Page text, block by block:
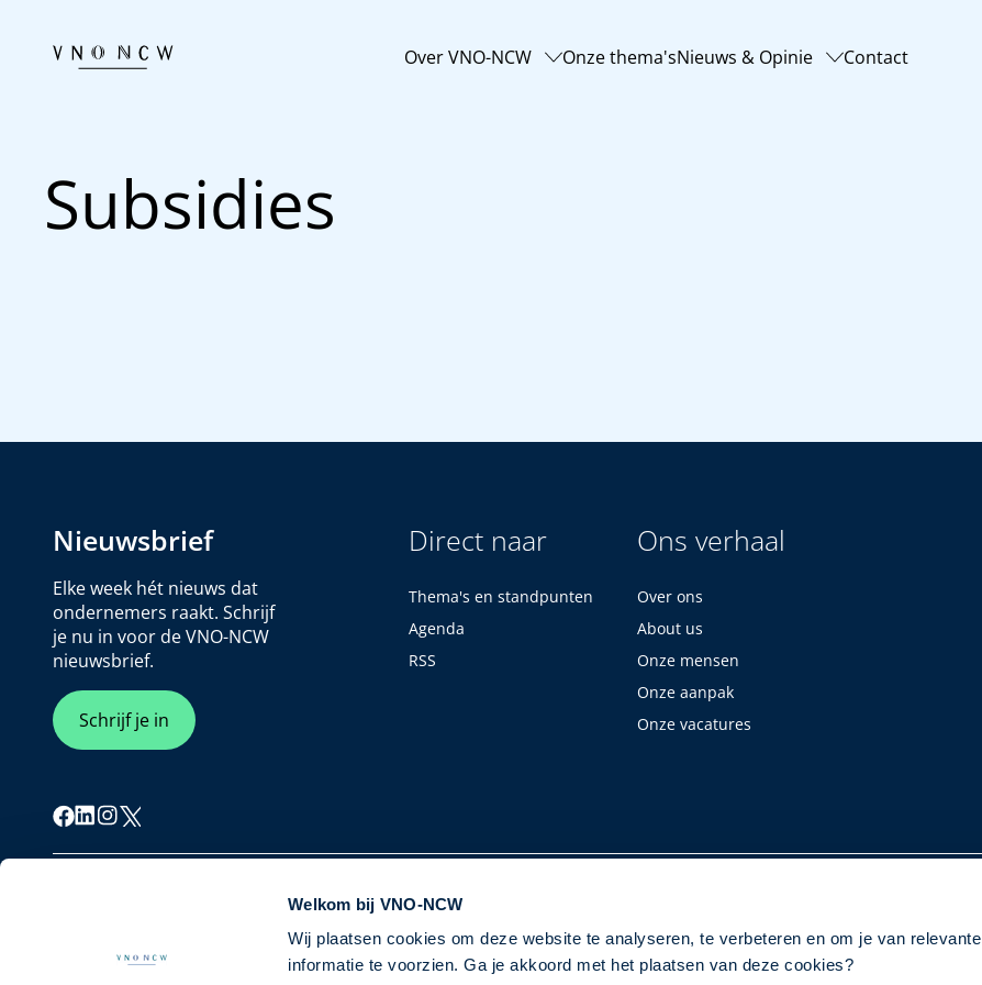
Welkom bij VNO-NCW
Wij plaatsen cookies om deze website te analyseren, te verbeteren en om je van relevante
informatie te voorzien. Ga je akkoord met het plaatsen van deze cookies?
Over VNO-NCW Onze thema'sNieuws & Opinie Contact
Subsidies
Nieuwsbrief
Elke week hét nieuws dat
ondernemers raakt. Schrijf
je nu in voor de VNO-NCW
nieuwsbrief.
Schrijf je in
Direct naar
Thema's en standpunten
Agenda
RSS
Ons verhaal
Over ons
About us
Onze mensen
Onze aanpak
Onze vacatures
Privacybeleid Disclaimer